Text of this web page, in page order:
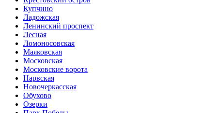
Купчино
Ладожская
Ленинский проспект
Лесная
Ломоносовская
Маяковская
Московская
Московские ворота
Нарвская
Новочеркасская
Обухово
Озерки